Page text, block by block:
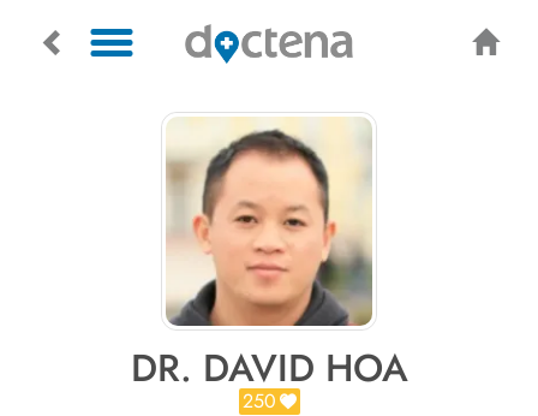
DR. DAVID HOA
250